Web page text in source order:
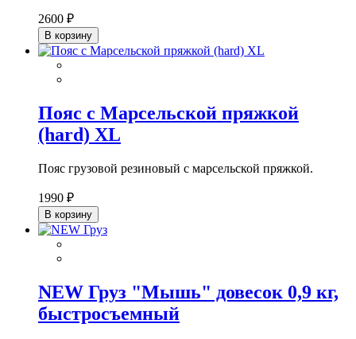
2600 ₽
В корзину
Пояс с Марсельской пряжкой
(hard) XL
Пояс грузовой резиновый с марсельской пряжкой.
1990 ₽
В корзину
NEW Груз "Мышь" довесок 0,9 кг,
быстросъемный